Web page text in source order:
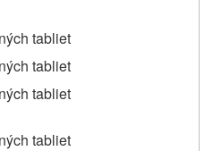
tabliet
tabliet
tabliet
tabliet